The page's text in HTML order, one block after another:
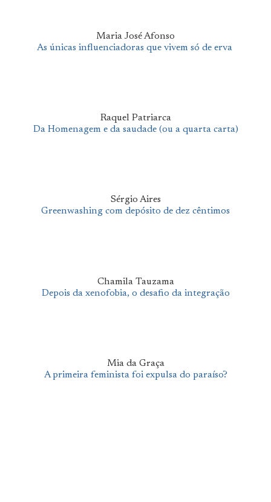
Maria José Afonso
As únicas influenciadoras que vivem só de erva
Raquel Patriarca
Da Homenagem e da saudade (ou a quarta carta)
Sérgio Aires
Greenwashing com depósito de dez cêntimos
Chamila Tauzama
Depois da xenofobia, o desafio da integração
Mia da Graça
A primeira feminista foi expulsa do paraíso?